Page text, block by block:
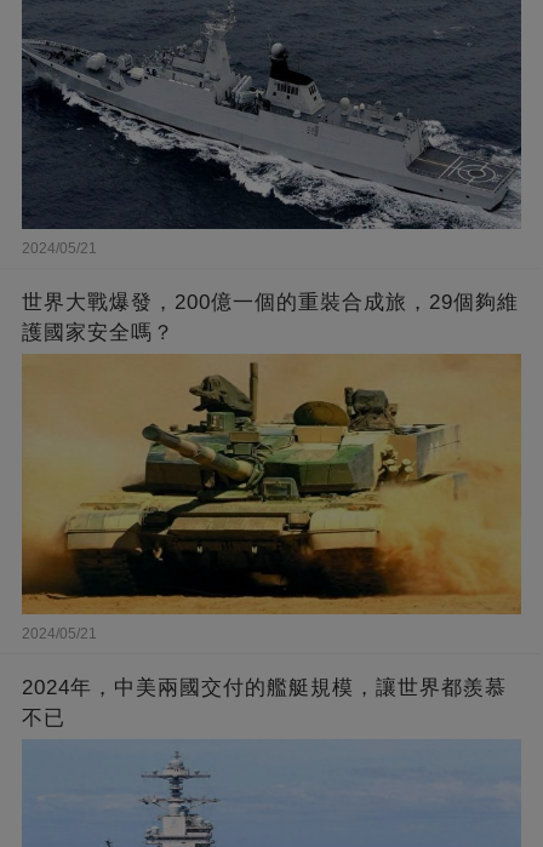
2024/05/21
世界大戰爆發，200億一個的重裝合成旅，29個夠維
護國家安全嗎？
2024/05/21
2024年，中美兩國交付的艦艇規模，讓世界都羨慕
不已